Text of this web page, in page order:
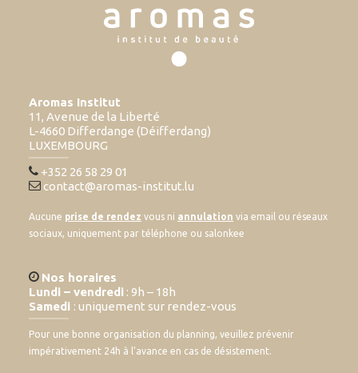
Aromas Institut
11, Avenue de la Liberté
L-4660 Differdange (Déifferdang)
LUXEMBOURG
+352 26 58 29 01
contact@aromas-institut.lu
Aucune prise de rendez vous ni annulation via email ou réseaux
sociaux, uniquement par téléphone ou salonkee
Nos horaires
Lundi – vendredi : 9h – 18h
Samedi : uniquement sur rendez-vous
Pour une bonne organisation du planning, veuillez prévenir
impérativement 24h à l’avance en cas de désistement.